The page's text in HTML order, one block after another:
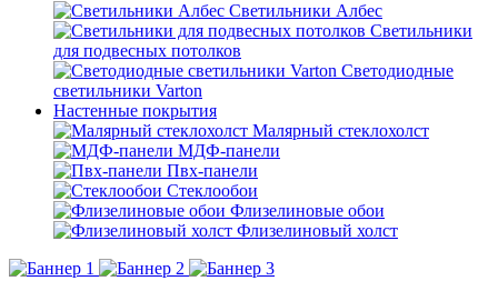
Светильники Албес
Светильники
для подвесных потолков
Светодиодные
светильники Varton
Настенные покрытия
Малярный стеклохолст
МДФ-панели
Пвх-панели
Стеклообои
Флизелиновые обои
Флизелиновый холст